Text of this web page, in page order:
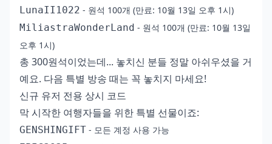
LunaII1022 - 원석 100개 (만료: 10월 13일 오후 1시)
MiliastraWonderLand - 원석 100개 (만료: 10월 13일
오후 1시)
총 300원석이었는데... 놓치신 분들 정말 아쉬우셨을 거
예요. 다음 특별 방송 때는 꼭 놓치지 마세요!
신규 유저 전용 상시 코드
막 시작한 여행자들을 위한 특별 선물이죠:
GENSHINGIFT - 모든 계정 사용 가능